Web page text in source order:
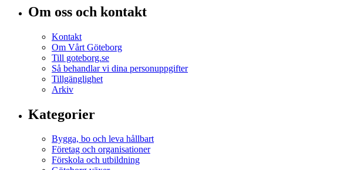
Om oss och kontakt
Kontakt
Om Vårt Göteborg
Till goteborg.se
Så behandlar vi dina personuppgifter
Tillgänglighet
Arkiv
Kategorier
Bygga, bo och leva hållbart
Företag och organisationer
Förskola och utbildning